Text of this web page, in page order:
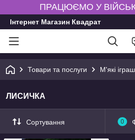
ПРАЦЮЄМО У
Інтернет Магазин Квадрат
Товари та послуги М'які
ЛИСИЧКА
Сортування 0